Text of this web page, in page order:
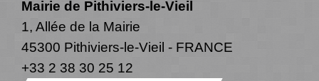
Mairie de Pithiviers-le-Vieil
1, Allée de la Mairie
45300 Pithiviers-le-Vieil - FRANCE
+33 2 38 30 25 12